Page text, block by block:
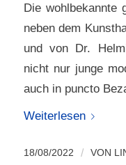
Die wohlbekannte
neben dem
und von Dr.
nicht nur junge
auch in puncto
Weiterlesen
18/08/2022 / VON